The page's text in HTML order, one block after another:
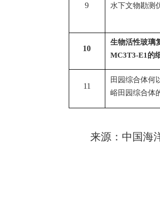
9 水下文物勘测
10
生物活性玻璃
MC3T3-E1 的
11
田园综合体
峪田园综合体
来源：中国海